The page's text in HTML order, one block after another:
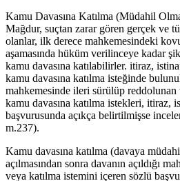
Kamu Davasına Katılma (Müdahil
Mağdur, suçtan zarar gören gerçek ve
olanlar, ilk derece mahkemesindeki
aşamasında hüküm verilinceye kadar
kamu davasına katılabilirler. itiraz,
kamu davasına katılma isteğinde
mahkemesinde ileri sürülüp
kamu davasına katılma istekleri, itiraz,
başvurusunda açıkça belirtilmişse
m.237).
Kamu davasına katılma (davaya
açılmasından sonra davanın açıldığı
veya katılma istemini içeren sözlü